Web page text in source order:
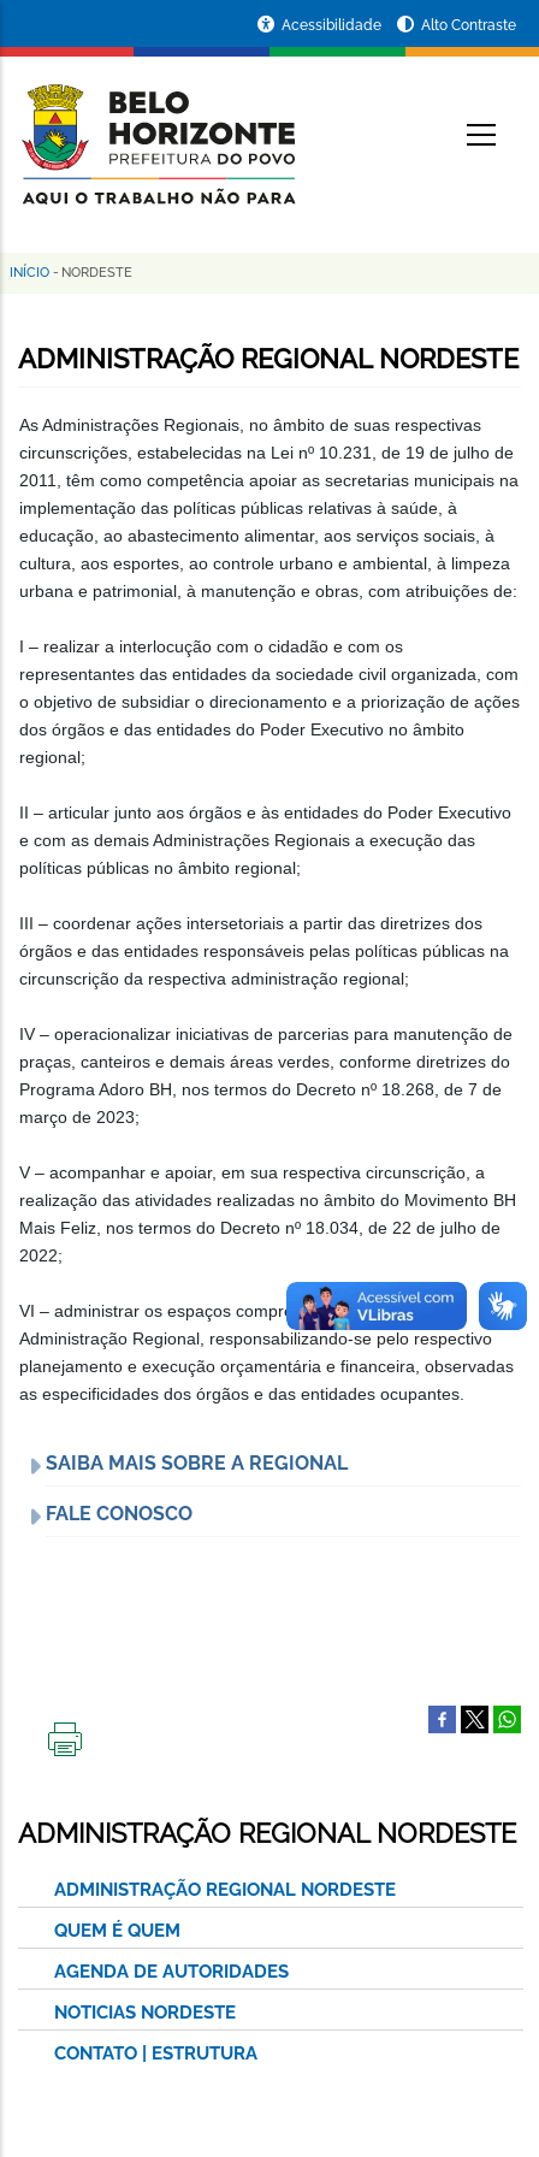
conteúdo
principal
da
Prefeitura
de
Horizonte
Acessibilidade Alto Contraste
Trilha
navegação
INÍCIO - NORDESTE
ADMINISTRAÇÃO REGIONAL NORDESTE
As Administrações Regionais, no âmbito de suas respectivas
circunscrições, estabelecidas na Lei nº 10.231, de 19 de julho de
2011, têm como competência apoiar as secretarias municipais na
implementação das políticas públicas relativas à saúde, à
educação, ao abastecimento alimentar, aos serviços sociais, à
cultura, aos esportes, ao controle urbano e ambiental, à limpeza
urbana e patrimonial, à manutenção e obras, com atribuições de:
I – realizar a interlocução com o cidadão e com os
representantes das entidades da sociedade civil organizada, com
o objetivo de subsidiar o direcionamento e a priorização de ações
dos órgãos e das entidades do Poder Executivo no âmbito
regional;
II – articular junto aos órgãos e às entidades do Poder Executivo
e com as demais Administrações Regionais a execução das
políticas públicas no âmbito regional;
III – coordenar ações intersetoriais a partir das diretrizes dos
órgãos e das entidades responsáveis pelas políticas públicas na
circunscrição da respectiva administração regional;
IV – operacionalizar iniciativas de parcerias para manutenção de
praças, canteiros e demais áreas verdes, conforme diretrizes do
Programa Adoro BH, nos termos do Decreto nº 18.268, de 7 de
março de 2023;
V – acompanhar e apoiar, em sua respectiva circunscrição, a
realização das atividades realizadas no âmbito do Movimento BH
Mais Feliz, nos termos do Decreto nº 18.034, de 22 de julho de
2022;
VI – administrar os espaços compreendidos pela sede da
Administração Regional, responsabilizando-se pelo respectivo
planejamento e execução orçamentária e financeira, observadas
as especificidades dos órgãos e das entidades ocupantes.
SAIBA MAIS SOBRE A REGIONAL
FALE CONOSCO
ADMINISTRAÇÃO REGIONAL NORDESTE
ADMINISTRAÇÃO REGIONAL NORDESTE
QUEM É QUEM
AGENDA DE AUTORIDADES
NOTICIAS NORDESTE
CONTATO | ESTRUTURA